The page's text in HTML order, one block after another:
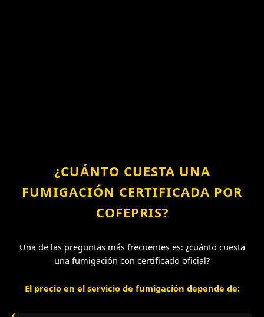
¿CUÁNTO CUESTA UNA
FUMIGACIÓN CERTIFICADA POR
COFEPRIS?
Una de las preguntas más frecuentes es: ¿cuánto cuesta
una fumigación con certificado oficial?
El precio en el servicio de fumigación depende de: